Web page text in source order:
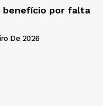
benefício por falta
De 2026